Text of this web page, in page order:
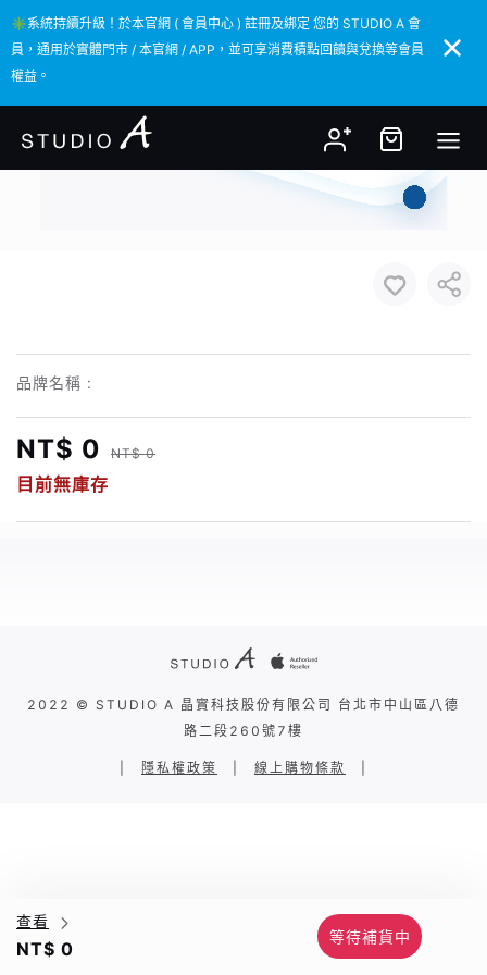
✳️系統持續升級！於本官網 ( 會員中心 ) 註冊及綁定 您的 STUDIO A 會
員，通用於實體門市 / 本官網 / APP，並可享消費積點回饋與兌換等會員
權益。
✳️系統持續升級！於本官網 ( 會員中心 ) 註冊及綁定 您的 STUDIO A 會
員，通用於實體門市 / 本官網 / APP，並可享消費積點回饋與兌換等會員
權益。
品牌名稱 :
NT$ 0 NT$ 0
目前無庫存
查看
NT$ 0
等待補貨中
2022 © STUDIO A 晶實科技股份有限公司 台北市中山區八德
路二段260號7樓
隱私權政策 線上購物條款